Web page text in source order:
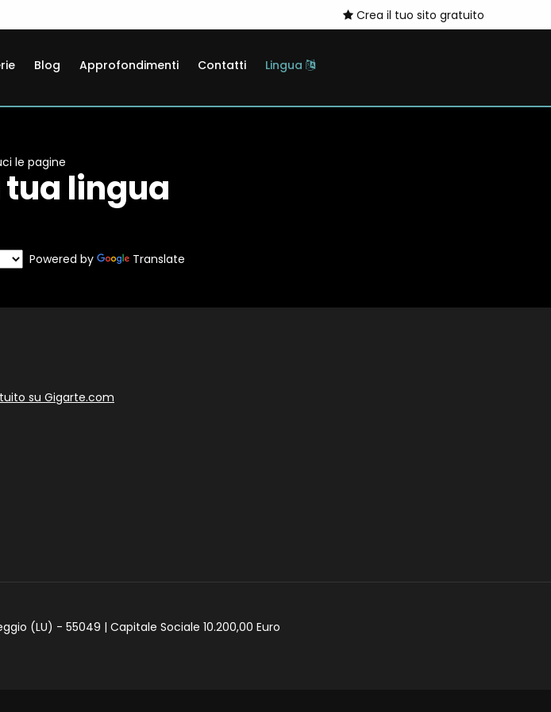
Crea il tuo sito gratuito
Blog Approfondimenti Contatti Lingua
le pagine
tua lingua
Powered by Translate
su Gigarte.com
(LU) - 55049 | Capitale Sociale 10.200,00 Euro